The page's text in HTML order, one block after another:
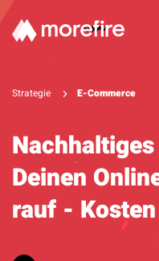
Lösungen
Referenzen
Über uns
Know How
Strategie E-Commerce
Deinen
rauf -